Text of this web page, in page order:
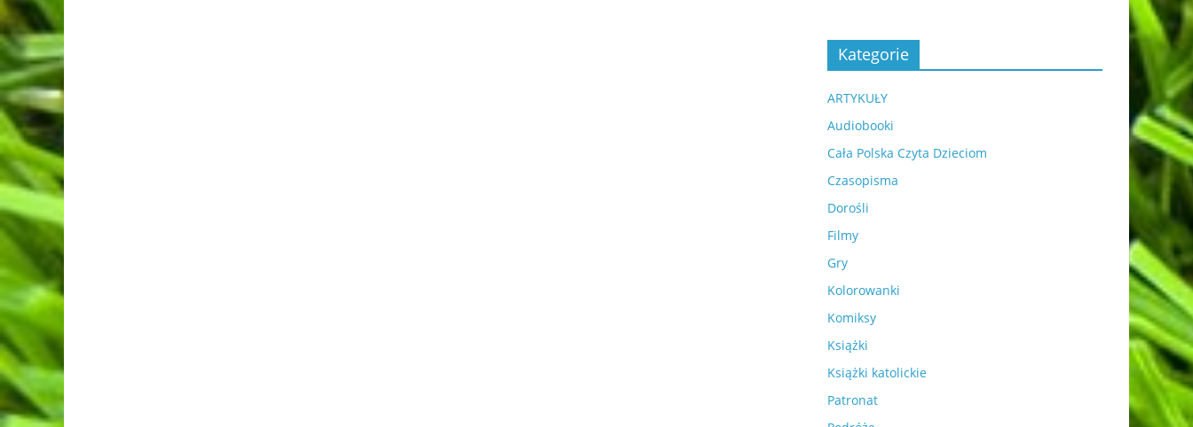
Kategorie
ARTYKUŁY
Audiobooki
Cała Polska Czyta Dzieciom
Czasopisma
Dorośli
Filmy
Gry
Kolorowanki
Komiksy
Książki
Książki katolickie
Patronat